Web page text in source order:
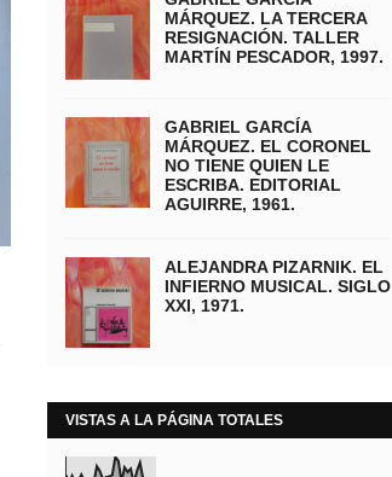
MÁRQUEZ. LA TERCERA
RESIGNACIÓN. TALLER
MARTÍN PESCADOR, 1997.
GABRIEL GARCÍA
MÁRQUEZ. EL CORONEL
NO TIENE QUIEN LE
ESCRIBA. EDITORIAL
AGUIRRE, 1961.
ALEJANDRA PIZARNIK. EL
INFIERNO MUSICAL. SIGLO
XXI, 1971.
VISTAS A LA PÁGINA TOTALES